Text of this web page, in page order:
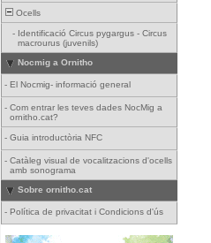
Ocells
- Identificació Circus pygargus - Circus
macrourus (juvenils)
Nocmig a Ornitho
- El Nocmig- informació general
- Com entrar les teves dades NocMig a
ornitho.cat?
- Guia introductòria NFC
- Catàleg visual de vocalitzacions d'ocells
amb sonograma
Sobre ornitho.cat
- Política de privacitat i Condicions d'ús